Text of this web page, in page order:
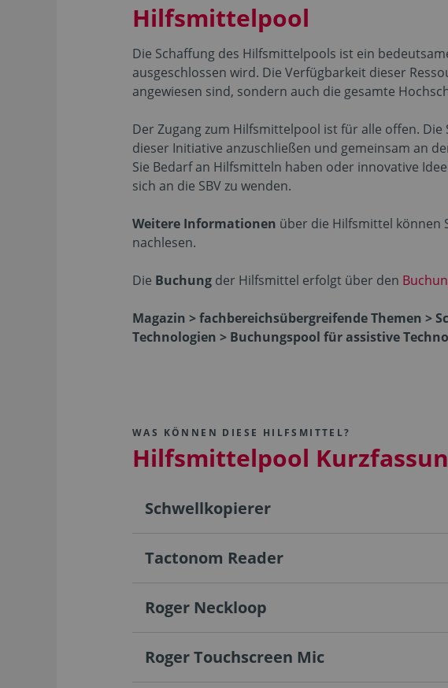
Hilfsmittelpool
Die Schaffung des Hilfsmittelpools ist ein
ausgeschlossen wird. Die Verfügbarkeit dieser
angewiesen sind, sondern auch die gesamte
Der Zugang zum Hilfsmittelpool ist für alle offen.
dieser Initiative anzuschließen und gemeinsam an
Sie Bedarf an Hilfsmitteln haben oder innovative
sich an die SBV zu wenden.
Weitere Informationen über die Hilfsmittel können
nachlesen.
Die Buchung der Hilfsmittel erfolgt über den
Magazin > fachbereichsübergreifende Themen >
Technologien > Buchungspool für assistive
WAS KÖNNEN DIESE HILFSMITTEL?
Hilfsmittelpool
Schwellkopierer
Tactonom Reader
Roger Neckloop
Roger Touchscreen Mic